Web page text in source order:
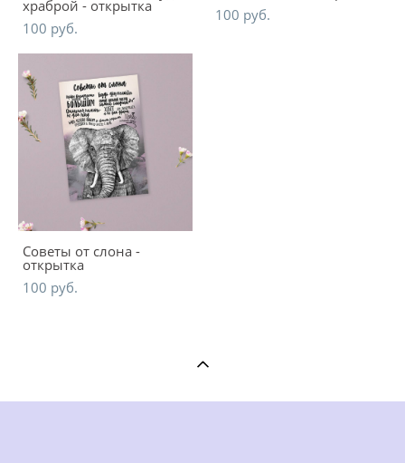
храброй - открытка
100 pуб.
100 pуб.
Советы от слона -
открытка
100 pуб.